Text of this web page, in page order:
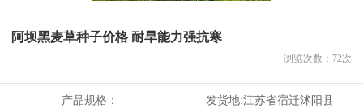
阿坝黑麦草种子价格 耐旱能力强抗寒
浏览次数： 72次
产品规格： 发货地:江苏省宿迁沭阳县